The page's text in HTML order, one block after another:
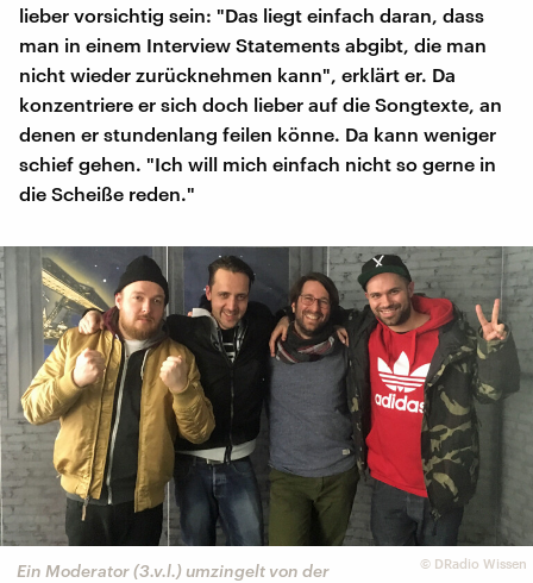
lieber vorsichtig sein: "Das liegt einfach daran, dass
man in einem Interview Statements abgibt, die man
nicht wieder zurücknehmen kann", erklärt er. Da
konzentriere er sich doch lieber auf die Songtexte, an
denen er stundenlang feilen könne. Da kann weniger
schief gehen. "Ich will mich einfach nicht so gerne in
die Scheiße reden."
© DRadio Wissen
Ein Moderator (3.v.l.) umzingelt von der